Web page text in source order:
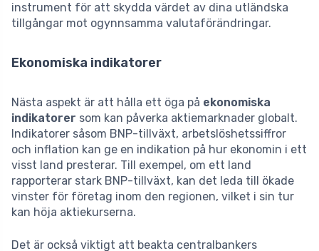
instrument för att skydda värdet av dina utländska
tillgångar mot ogynnsamma valutaförändringar.
Ekonomiska indikatorer
Nästa aspekt är att hålla ett öga på ekonomiska
indikatorer som kan påverka aktiemarknader globalt.
Indikatorer såsom BNP-tillväxt, arbetslöshetssiffror
och inflation kan ge en indikation på hur ekonomin i ett
visst land presterar. Till exempel, om ett land
rapporterar stark BNP-tillväxt, kan det leda till ökade
vinster för företag inom den regionen, vilket i sin tur
kan höja aktiekurserna.
Det är också viktigt att beakta centralbankers